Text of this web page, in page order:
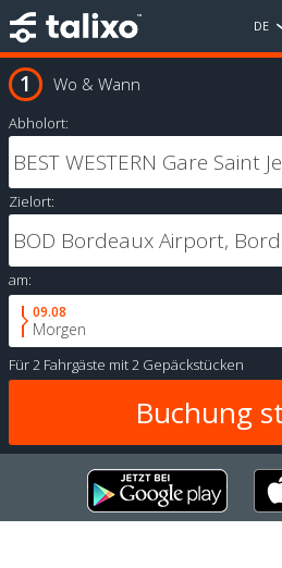
DE
Wo & Wann
Abholort:
Zielort:
am:
09.08
Morgen
Für2 Fahrgäste mit2 Gepäckstücken